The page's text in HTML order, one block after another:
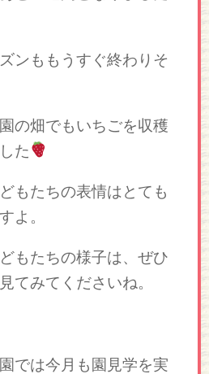
ンももうすぐ終わりそ
の畑でもいちごを収穫
た
もたちの表情はとても
よ。
もたちの様子は、ぜひ
てみてくださいね。
では今月も園見学を実